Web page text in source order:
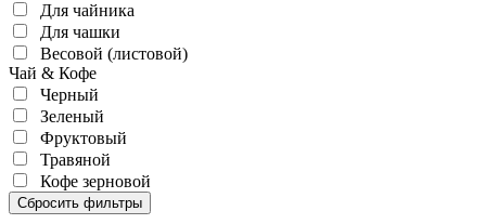
Для чайника
Для чашки
Весовой (листовой)
Чай & Кофе
Черный
Зеленый
Фруктовый
Травяной
Кофе зерновой
Сбросить фильтры